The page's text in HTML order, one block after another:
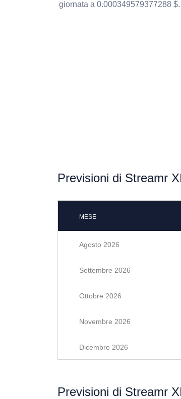
giornata a 0.000349579377288 $.
Previsioni di Streamr
MESE
Agosto 2026
Settembre 2026
Ottobre 2026
Novembre 2026
Dicembre 2026
Previsioni di Streamr